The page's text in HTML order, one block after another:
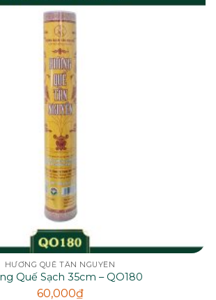
HƯƠNG QUẾ TÂN NGUYÊN
Quế Sạch 35cm – QO180
60,000₫